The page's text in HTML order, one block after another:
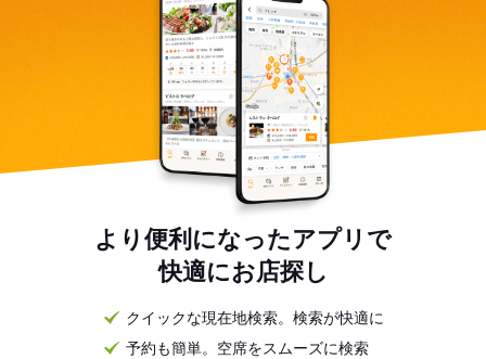
より便利になったアプリで
快適にお店探し
クイックな現在地検索。検索が快適に
予約も簡単。空席をスムーズに検索